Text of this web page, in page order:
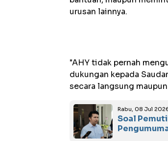
urusan lainnya.
"AHY tidak pernah
dukungan kepada
secara langsung
Rabu, 08 Jul 2026
Soal